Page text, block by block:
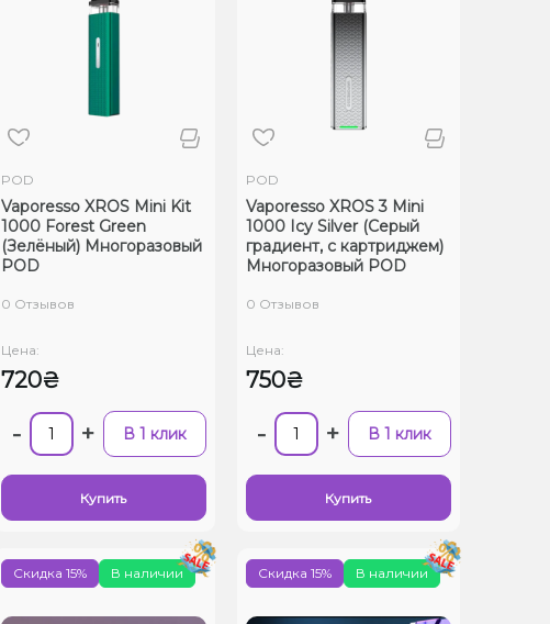
POD
Vaporesso XROS Mini Kit
1000 Forest Green
(Зелёный) Многоразовый
POD
0 Отзывов
Цена:
720₴
- + В 1 клик
Купить
POD
Vaporesso XROS 3 Mini
1000 Icy Silver (Серый
градиент, с картриджем)
Многоразовый POD
0 Отзывов
Цена:
750₴
- + В 1 клик
Купить
В наличии
Скидка 15% В наличии
Скидка 15%